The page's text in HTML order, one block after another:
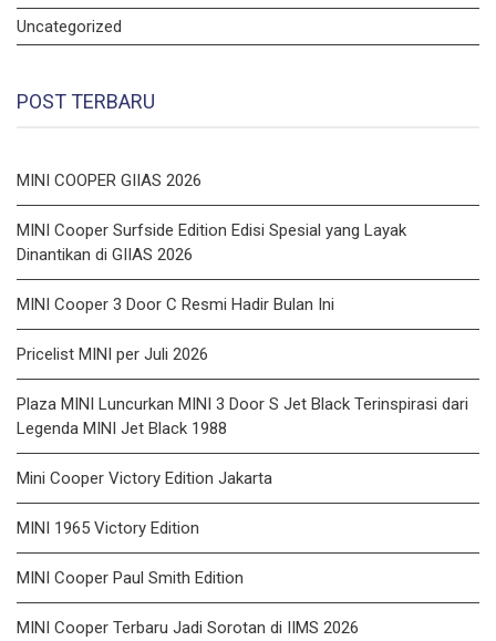
Uncategorized
POST TERBARU
MINI COOPER GIIAS 2026
MINI Cooper Surfside Edition Edisi Spesial yang Layak
Dinantikan di GIIAS 2026
MINI Cooper 3 Door C Resmi Hadir Bulan Ini
Pricelist MINI per Juli 2026
Plaza MINI Luncurkan MINI 3 Door S Jet Black Terinspirasi dari
Legenda MINI Jet Black 1988
Mini Cooper Victory Edition Jakarta
MINI 1965 Victory Edition
MINI Cooper Paul Smith Edition
MINI Cooper Terbaru Jadi Sorotan di IIMS 2026